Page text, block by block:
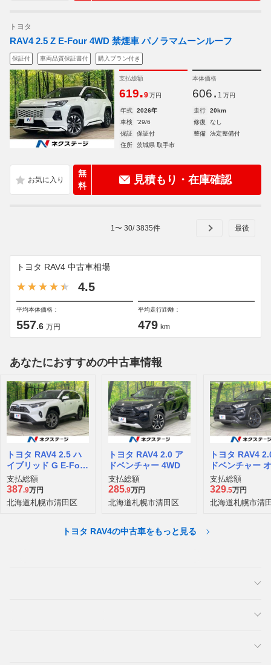
トヨタ
RAV4 2.5 Z E-Four 4WD 禁煙車 パノラマムーンルーフ
保証付 車両品質保証書付 購入プラン付き
支払総額
619.9 万円
本体価格
606. 1 万円
年式 2026年 走行
20km
車検
'29/6 修復
なし
保証
保証付 整備
法定整備付
住所
茨城県 取手市
無
料
見積もり・在庫確認
1 〜 30/3835件
トヨタ RAV4 中古車相場
4.5
平均本体価格：
557.6 万円
平均走行距離：
479 km
あなたにおすすめの中古車情報
トヨタ RAV4 2.5 ハ
イブリッド G E-Four
4WD
支払総額
387.9万円
北海道札幌市清田区
トヨタ RAV4 2.0 ア
ドベンチャー 4WD
支払総額
285.9万円
北海道札幌市清田区
トヨタ RAV4
ドベンチャー
ード パッケー
D
支払総額
329.5万円
北海道札幌市清
トヨタ RAV4の中古車をもっと見る